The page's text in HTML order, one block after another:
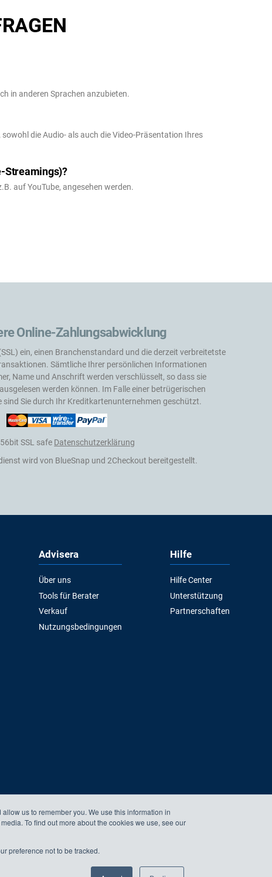
us to remember you. We use this information in
To find out more about the cookies we use, see our
preference not to be tracked.
in anderen Sprachen anzubieten.
die Audio- als auch die Video-Präsentation Ihres
Streamings)?
auf YouTube, angesehen werden.
Online-Zahlungsabwicklung
ein, einen Branchenstandard und die derzeit verbreitetste
Sämtliche Ihrer persönlichen Informationen
Name und Anschrift werden verschlüsselt, so dass sie
werden können. Im Falle einer betrügerischen
Sie durch Ihr Kreditkartenunternehmen geschützt.
SSL safe Datenschutzerklärung
wird von BlueSnap und 2Checkout bereitgestellt.
Advisera
Über uns
Tools für Berater
Verkauf
Nutzungsbedingungen
Hilfe
Hilfe Center
Unterstützung
Partnerschaften